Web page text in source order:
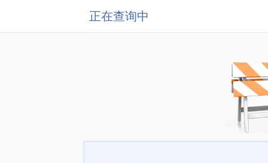
正在查询中